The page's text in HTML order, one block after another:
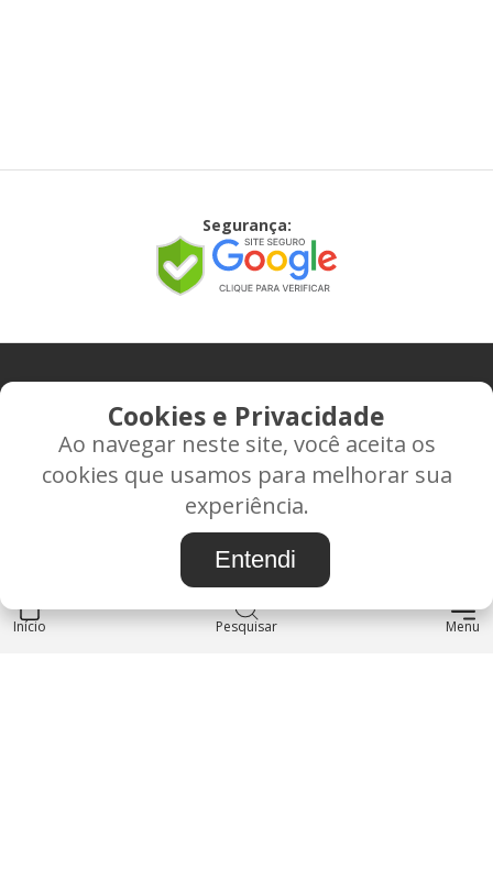
Início Pesquisar Menu
Segurança:
CONTATO
Rua Alice Frateano Figueiredo, 11-44 - Vila Triagem -
BAURU/SP - CEP: 17.030-038
CNPJ: 37.022.538/0001-07
INSTITUCIONAL
Cookies e Privacidade
Ao navegar neste site, você aceita os
cookies que usamos para melhorar sua
experiência.
Entendi